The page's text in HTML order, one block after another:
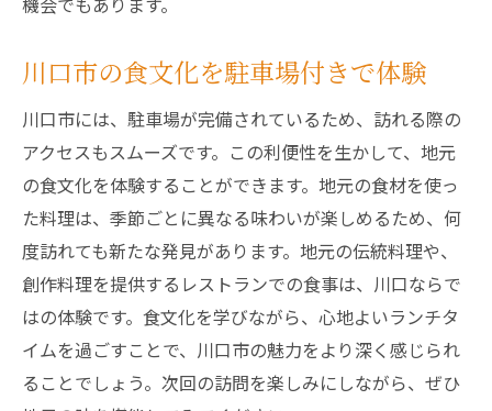
川口市の食文化を駐車場付きで体験
川口市には、駐車場が完備されているため、訪れる際の
アクセスもスムーズです。この利便性を生かして、地元
の食文化を体験することができます。地元の食材を使っ
た料理は、季節ごとに異なる味わいが楽しめるため、何
度訪れても新たな発見があります。地元の伝統料理や、
創作料理を提供するレストランでの食事は、川口ならで
はの体験です。食文化を学びながら、心地よいランチタ
イムを過ごすことで、川口市の魅力をより深く感じられ
ることでしょう。次回の訪問を楽しみにしながら、ぜひ